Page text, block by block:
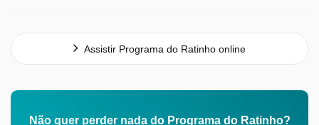
Assistir Programa do Ratinho online
Não quer perder nada do Programa do Ratinho?